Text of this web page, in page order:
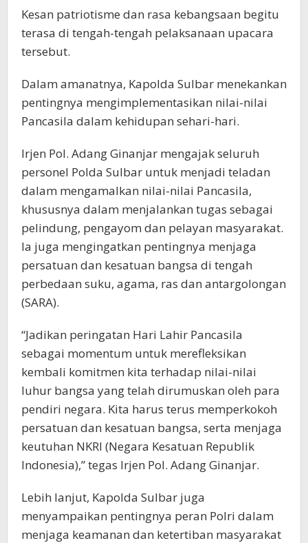
Kesan patriotisme dan rasa kebangsaan begitu
terasa di tengah-tengah pelaksanaan upacara
tersebut.
Dalam amanatnya, Kapolda Sulbar menekankan
pentingnya mengimplementasikan nilai-nilai
Pancasila dalam kehidupan sehari-hari.
Irjen Pol. Adang Ginanjar mengajak seluruh
personel Polda Sulbar untuk menjadi teladan
dalam mengamalkan nilai-nilai Pancasila,
khususnya dalam menjalankan tugas sebagai
pelindung, pengayom dan pelayan masyarakat.
Ia juga mengingatkan pentingnya menjaga
persatuan dan kesatuan bangsa di tengah
perbedaan suku, agama, ras dan antargolongan
(SARA).
“Jadikan peringatan Hari Lahir Pancasila
sebagai momentum untuk merefleksikan
kembali komitmen kita terhadap nilai-nilai
luhur bangsa yang telah dirumuskan oleh para
pendiri negara. Kita harus terus memperkokoh
persatuan dan kesatuan bangsa, serta menjaga
keutuhan NKRI (Negara Kesatuan Republik
Indonesia),” tegas Irjen Pol. Adang Ginanjar.
Lebih lanjut, Kapolda Sulbar juga
menyampaikan pentingnya peran Polri dalam
menjaga keamanan dan ketertiban masyarakat